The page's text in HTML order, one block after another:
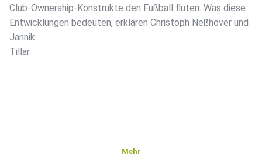
Club-Ownership-Konstrukte den Fußball fluten. Was diese
Entwicklungen bedeuten, erklären Christoph Neßhöver und
Jannik
Tillar.
Mehr